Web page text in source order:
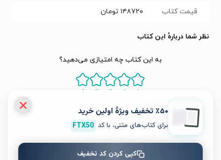
قیمت کتاب ۱۴۸۷۲۰ تومان
نظر شما دربارهٔ این کتاب
به این کتاب چه امتیازی می‌دهید؟
۱ ۲ ۳ ۴ ۵
٪۵۰ تخفیف ویژۀ اولین خرید
برای کتاب‌های متنی، با کد FTX50
کپی کردن کد تخفیف